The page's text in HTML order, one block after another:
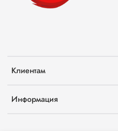
Клиентам
Информация